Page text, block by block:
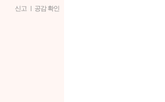
신고 | 공감 확인